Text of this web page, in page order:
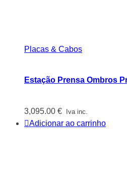
Placas & Cabos
Estação Prensa Ombros
3,095.00 € Iva inc.
Adicionar ao carrinho